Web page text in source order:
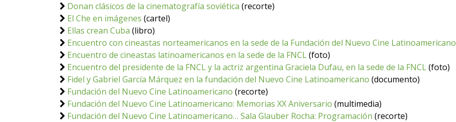
Donan clásicos de la cinematografía soviética (recorte)
El Che en imágenes (cartel)
Ellas crean Cuba (libro)
Encuentro con cineastas norteamericanos en la sede de la Fundación del Nuevo Cine Latinoamericano
Encuentro de cineastas latinoamericanos en la sede de la FNCL(foto)
Encuentro del presidente de la FNCL y la actriz argentina Graciela Dufau, en la sede de la FNCL(foto)
Fidel y Gabriel García Márquez en la fundación del Nuevo Cine Latinoamericano (documento)
Fundación del Nuevo Cine Latinoamericano (recorte)
Fundación del Nuevo Cine Latinoamericano: Memorias XX Aniversario (multimedia)
Fundación del Nuevo Cine Latinoamericano… Sala Glauber Rocha: Programación (recorte)